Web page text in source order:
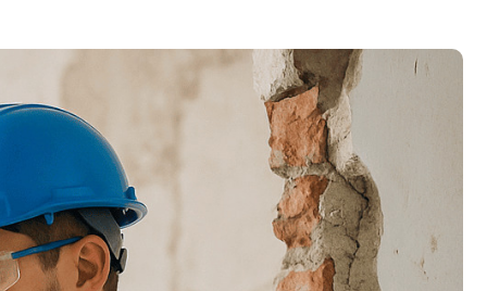
Startseite Leistungen Über uns Kontakt